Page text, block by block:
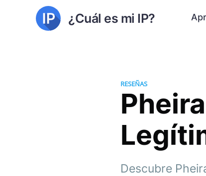
¿Cuál es mi IP?
RESEÑAS
Descubre